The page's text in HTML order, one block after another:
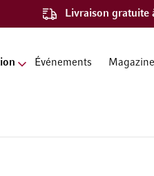
Livraison gratuite
Événements Magazine